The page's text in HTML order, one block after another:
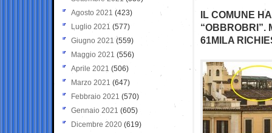
IL COMUNE
“OBBROBRI”.
61MILA
Agosto 2021 (423)
Luglio 2021 (577)
Giugno 2021(559)
Maggio 2021 (556)
Aprile 2021 (506)
Marzo 2021 (647)
Febbraio 2021 (570)
Gennaio 2021 (605)
Dicembre 2020 (619)